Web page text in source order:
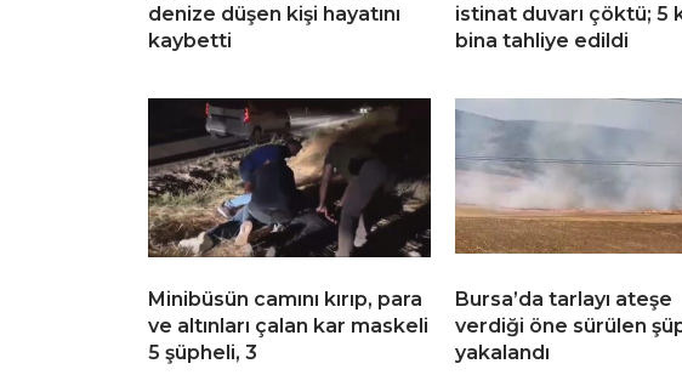
denize düşen kişi hayatını
kaybetti
istinat duvarı çöktü; 5
bina tahliye edildi
Minibüsün camını kırıp, para
ve altınları çalan kar maskeli
5 şüpheli, 3
Bursa’da tarlayı ateşe
verdiği öne sürülen
yakalandı